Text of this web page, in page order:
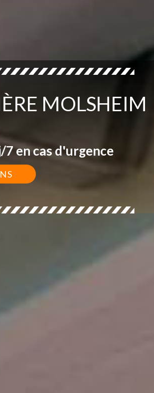
MOLSHEIM
en cas d'urgence